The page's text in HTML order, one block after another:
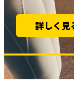
詳しく見